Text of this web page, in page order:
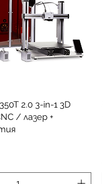
2.0 3-in-1 3D
/ лазер +